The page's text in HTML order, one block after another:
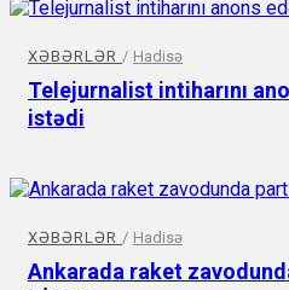
XƏBƏRLƏR / Hadisə
Telejurnalist intiharını
istədi
XƏBƏRLƏR / Hadisə
Ankarada raket